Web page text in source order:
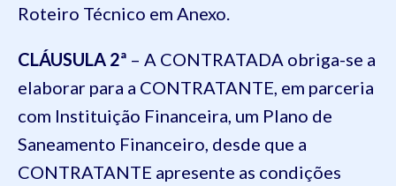
Roteiro Técnico em Anexo.
CLÁUSULA 2ª – A CONTRATADA obriga-se a
elaborar para a CONTRATANTE, em parceria
com Instituição Financeira, um Plano de
Saneamento Financeiro, desde que a
CONTRATANTE apresente as condições